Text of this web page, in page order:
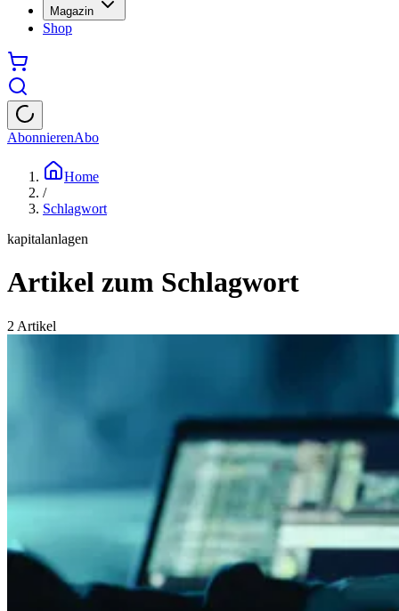
Magazin
Shop
AbonnierenAbo
Home
/
Schlagwort
kapitalanlagen
Artikel zum Schlagwort
2 Artikel